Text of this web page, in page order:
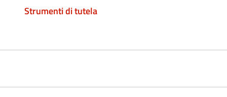
Strumenti di tutela